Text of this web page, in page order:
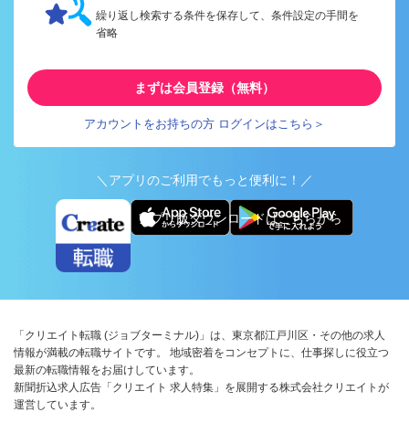
繰り返し検索する条件を保存して、条件設定の手間を
省略
まずは会員登録（無料）
アカウントをお持ちの方 ログインはこちら＞
＼アプリのご利用でもっと便利に！／
アプリ版ダウンロードはこちらから
「クリエイト転職 (ジョブターミナル)」は、東京都江戸川区・その他の求人
情報が満載の転職サイトです。 地域密着をコンセプトに、仕事探しに役立つ
最新の転職情報をお届けしています。
新聞折込求人広告「クリエイト 求人特集」を展開する株式会社クリエイトが
運営しています。